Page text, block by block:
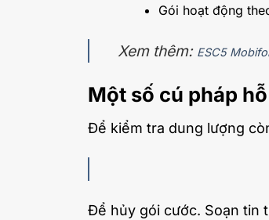
Gói hoạt động
Xem thêm: ESC5
Một số cú pháp
Để kiểm tra dung lượng
Để hủy gói cước. Soạn tin